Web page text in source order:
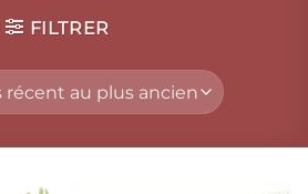
FILTRER